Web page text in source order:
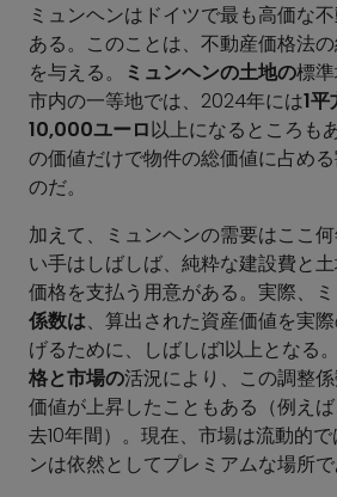
ミュンヘンはドイツで最も高価な
ある。このことは、不動産価格法
を与える。
ミュンヘンの土地の標
市内の一等地では、2024年には1
10,000ユーロ以上になるところも
の価値だけで物件の総価値に占め
のだ。
加えて、ミュンヘンの需要はここ
い手はしばしば、純粋な建設費と
価格を支払う用意がある。実際、
係数は、算出された資産価値を実
げるために、しばしば1以上となる
格と市場の活況により、この調整
価値が上昇したこともある（例え
去10年間）。現在、市場は流動的
ンは依然としてプレミアムな場所で